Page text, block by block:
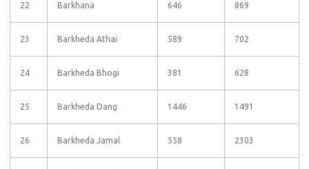
22 Barkhana 646 869
23 Barkheda Athai 589 702
24 Barkheda Bhogi 381 628
25 Barkheda Dang 1446 1491
26 Barkheda Jamal 558 2303